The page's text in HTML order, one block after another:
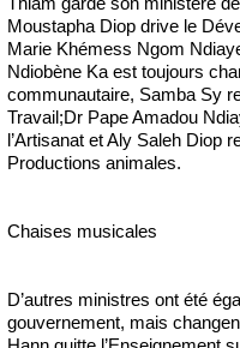
Moustapha Diop drive le
Marie Khémess Ngom
Ndiobène Ka est toujours
communautaire, Samba Sy
Travail;Dr Pape Amadou
l’Artisanat et Aly Saleh Diop
Productions animales.
Chaises musicales
D’autres ministres ont été
gouvernement, mais